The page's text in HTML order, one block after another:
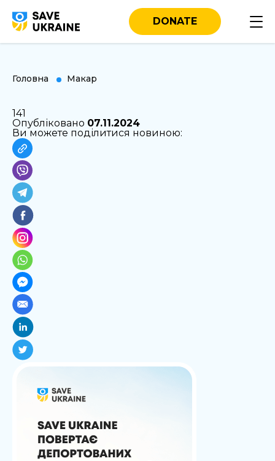
DONATE
Головна Макар
141
Опубліковано 07.11.2024
Ви можете поділитися новиною: